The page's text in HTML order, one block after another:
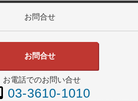
お問合せ
お問合せ
お電話でのお問い合せ
03-3610-1010